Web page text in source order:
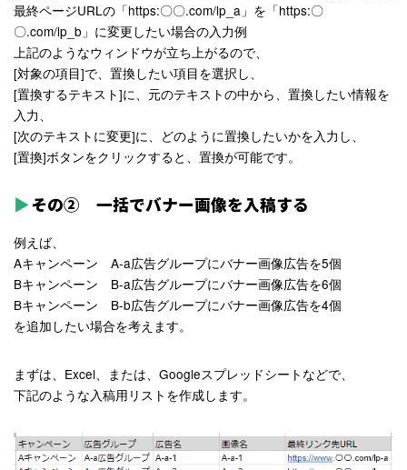
最終ページURLの「https:〇〇.com/lp_a」を「https:〇
〇.com/lp_b」に変更したい場合の入力例
上記のようなウィンドウが立ち上がるので、
[対象の項目]で、置換したい項目を選択し、
[置換するテキスト]に、元のテキストの中から、置換したい情報を
入力、
[次のテキストに変更]に、どのように置換したいかを入力し、
[置換]ボタンをクリックすると、置換が可能です。
その② 一括でバナー画像を入稿する
例えば、
Aキャンペーン A-a広告グループにバナー画像広告を5個
Bキャンペーン B-a広告グループにバナー画像広告を6個
Bキャンペーン B-b広告グループにバナー画像広告を4個
を追加したい場合を考えます。
まずは、Excel、または、Googleスプレッドシートなどで、
下記のような入稿用リストを作成します。